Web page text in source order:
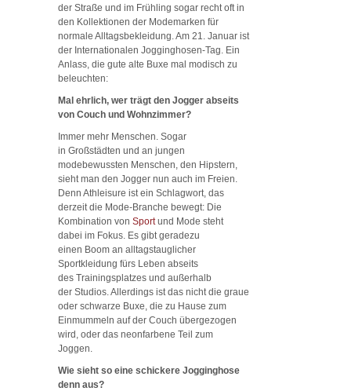
der Straße und im Frühling sogar recht oft in
den Kollektionen der Modemarken für
normale Alltagsbekleidung. Am 21. Januar ist
der Internationalen Jogginghosen-Tag. Ein
Anlass, die gute alte Buxe mal modisch zu
beleuchten:
Mal ehrlich, wer trägt den Jogger abseits
von Couch und Wohnzimmer?
Immer mehr Menschen. Sogar
in Großstädten und an jungen
modebewussten Menschen, den Hipstern,
sieht man den Jogger nun auch im Freien.
Denn Athleisure ist ein Schlagwort, das
derzeit die Mode-Branche bewegt: Die
Kombination von Sportund Mode steht
dabei im Fokus. Es gibt geradezu
einen Boom an alltagstauglicher
Sportkleidung fürs Leben abseits
des Trainingsplatzes und außerhalb
der Studios. Allerdings ist das nicht die graue
oder schwarze Buxe, die zu Hause zum
Einmummeln auf der Couch übergezogen
wird, oder das neonfarbene Teil zum
Joggen.
Wie sieht so eine schickere Jogginghose
denn aus?